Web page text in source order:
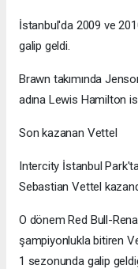
İstanbul'da 2009 ve
galip geldi.
Brawn takımında
adına Lewis Hamilton
Son kazanan Vettel
Intercity İstanbul
Sebastian Vettel
O dönem Red Bull-
şampiyonlukla bitiren
1 sezonunda galip